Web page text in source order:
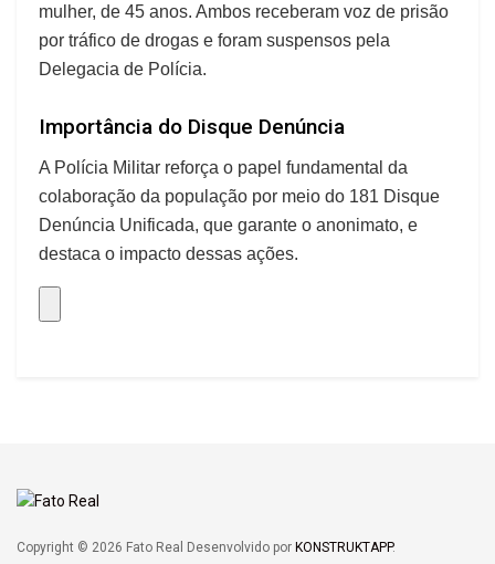
mulher, de 45 anos. Ambos receberam voz de prisão
por tráfico de drogas e foram suspensos pela
Delegacia de Polícia.
Importância do Disque Denúncia
A Polícia Militar reforça o papel fundamental da
colaboração da população por meio do 181 Disque
Denúncia Unificada, que garante o anonimato, e
destaca o impacto dessas ações.
Copyright © 2026 Fato Real Desenvolvido por KONSTRUKTAPP.